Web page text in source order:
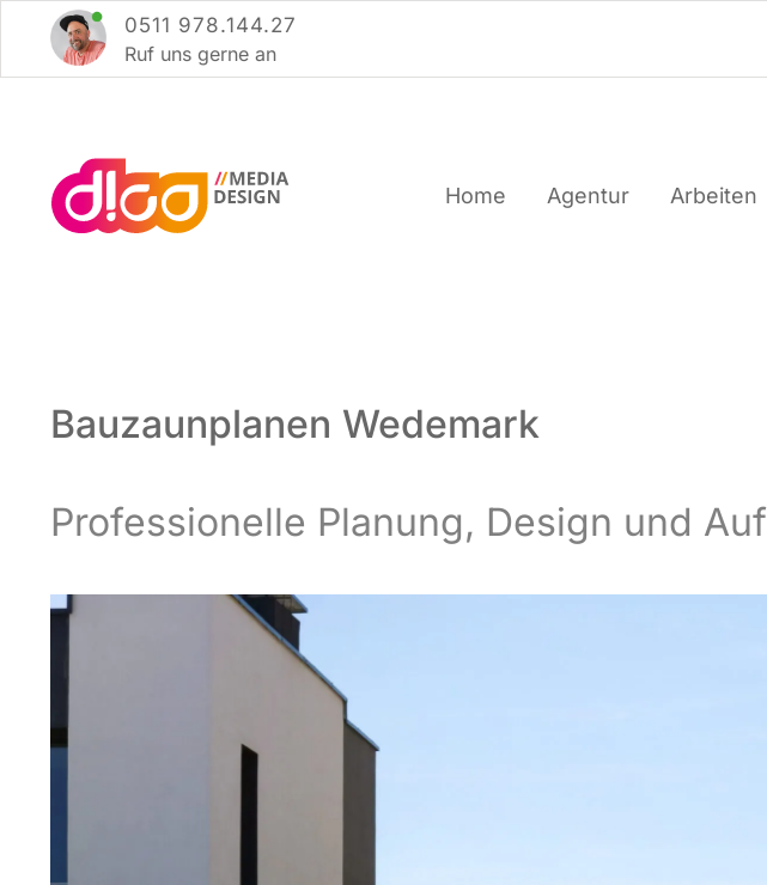
Inhalt
springen
0511 978.144.27
Ruf uns ger­ne an
Home Agen­tur Arbei­ten
Bauzaunplanen Wedemark
Pro­fes­sio­nel­le Pla­nung, Design und